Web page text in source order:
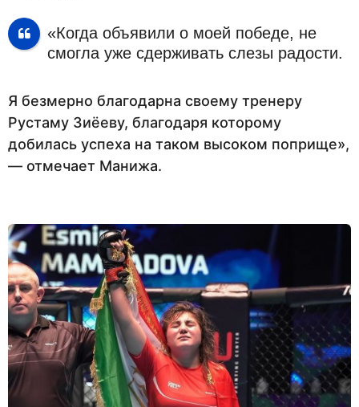
«Когда объявили о моей победе, не
смогла уже сдерживать слезы радости.
Я безмерно благодарна своему тренеру
Рустаму Зиёеву, благодаря которому
добилась успеха на таком высоком поприще»,
— отмечает Манижа.